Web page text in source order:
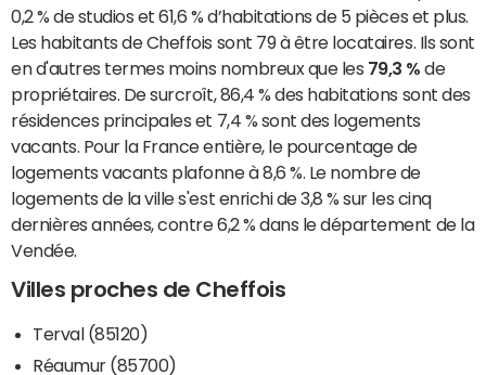
0,2 % de studios et 61,6 % d’habitations de 5 pièces et plus.
Les habitants de Cheffois sont 79 à être locataires. Ils sont
en d'autres termes moins nombreux que les 79,3 % de
propriétaires. De surcroît, 86,4 % des habitations sont des
résidences principales et 7,4 % sont des logements
vacants. Pour la France entière, le pourcentage de
logements vacants plafonne à 8,6 %. Le nombre de
logements de la ville s'est enrichi de 3,8 % sur les cinq
dernières années, contre 6,2 % dans le département de la
Vendée.
Villes proches de Cheffois
Terval (85120)
Réaumur (85700)